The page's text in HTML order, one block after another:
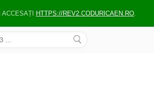
HTTPS://REV2.CODURICAEN.RO.